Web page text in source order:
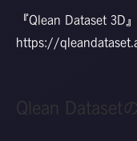
『Qlean Dataset
https://
Qlean Dataset